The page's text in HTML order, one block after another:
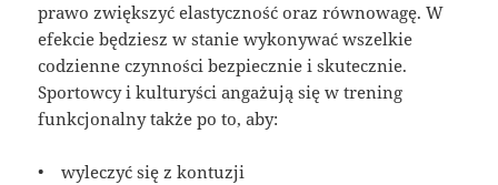
prawo zwiększyć elastyczność oraz równowagę. W
efekcie będziesz w stanie wykonywać wszelkie
codzienne czynności bezpiecznie i skutecznie.
Sportowcy i kulturyści angażują się w trening
funkcjonalny także po to, aby:
• wyleczyć się z kontuzji